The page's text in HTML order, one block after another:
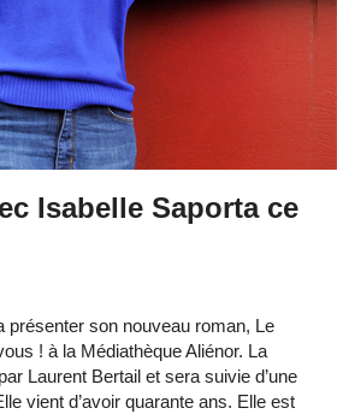
Isabelle Saporta ce
présenter son nouveau roman, Le
! à la Médiathèque Aliénor. La
Laurent Bertail et sera suivie d’une
vient d’avoir quarante ans. Elle est